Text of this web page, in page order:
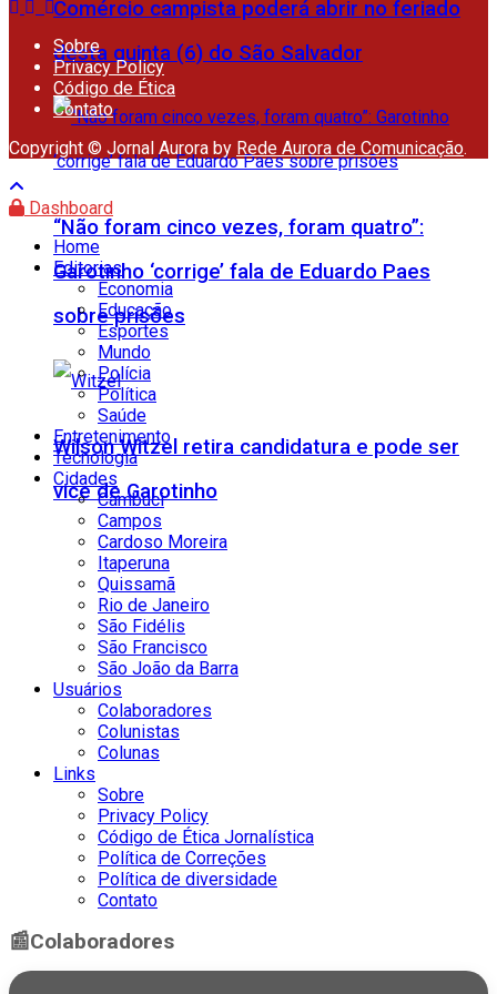
Comércio campista poderá abrir no feriado
desta quinta (6) do São Salvador
“Não foram cinco vezes, foram quatro”:
Garotinho ‘corrige’ fala de Eduardo Paes
sobre prisões
Wilson Witzel retira candidatura e pode ser
vice de Garotinho
Sobre
Privacy Policy
Código de Ética
Contato
Copyright © Jornal Aurora by Rede Aurora de Comunicação.
Dashboard
Home
Editorias
Economia
Educação
Esportes
Mundo
Polícia
Política
Saúde
Entretenimento
Tecnologia
Cidades
Cambuci
Campos
Cardoso Moreira
Itaperuna
Quissamã
Rio de Janeiro
São Fidélis
São Francisco
São João da Barra
Usuários
Colaboradores
Colunistas
Colunas
Links
Sobre
Privacy Policy
Código de Ética Jornalística
Política de Correções
Política de diversidade
Contato
📰Colaboradores